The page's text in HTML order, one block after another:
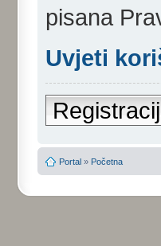
pisana
Uvjeti
Portal » Početna